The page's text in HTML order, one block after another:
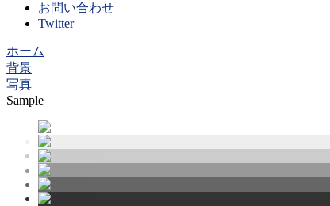
お問い合わせ
Twitter
ホーム
背景
写真
Sample